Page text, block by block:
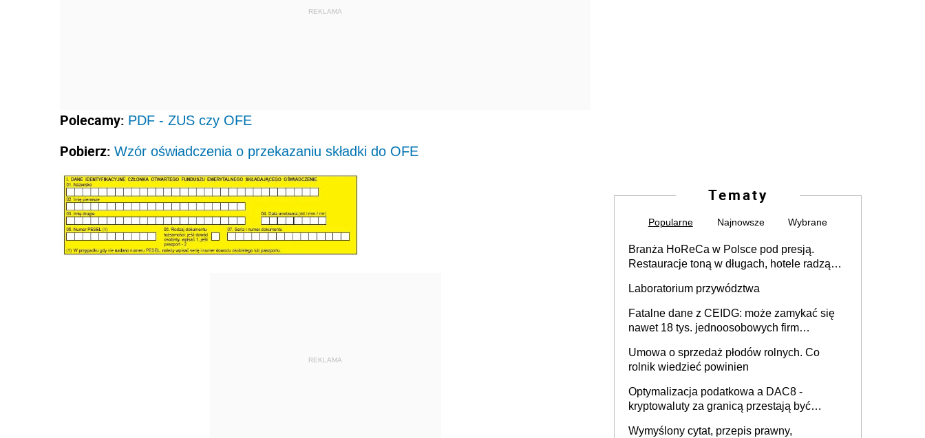
REKLAMA
Polecamy: PDF - ZUS czy OFE
Pobierz: Wzór oświadczenia o przekazaniu składki do OFE
REKLAMA
Tematy
Popularne Najnowsze Wybrane
Branża HoReCa w Polsce pod presją.
Restauracje toną w długach, hotele radzą
Laboratorium przywództwa
Fatalne dane z CEIDG: może zamykać się
nawet 18 tys. jednoosobowych firm
Umowa o sprzedaż płodów rolnych. Co
rolnik wiedzieć powinien
Optymalizacja podatkowa a DAC8 -
kryptowaluty za granicą przestają być
Wymyślony cytat, przepis prawny,